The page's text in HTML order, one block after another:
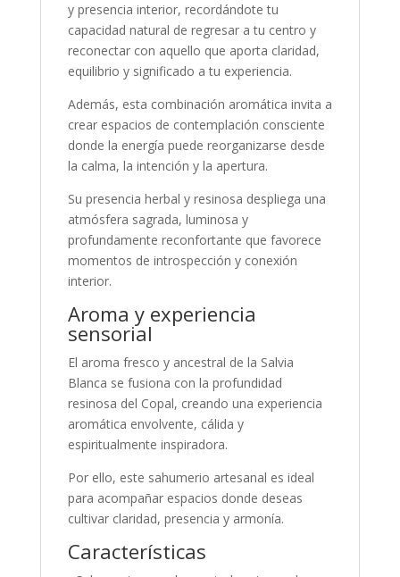
y presencia interior, recordándote tu
capacidad natural de regresar a tu centro y
reconectar con aquello que aporta claridad,
equilibrio y significado a tu experiencia.
Además, esta combinación aromática invita a
crear espacios de contemplación consciente
donde la energía puede reorganizarse desde
la calma, la intención y la apertura.
Su presencia herbal y resinosa despliega una
atmósfera sagrada, luminosa y
profundamente reconfortante que favorece
momentos de introspección y conexión
interior.
Aroma y experiencia
sensorial
El aroma fresco y ancestral de la Salvia
Blanca se fusiona con la profundidad
resinosa del Copal, creando una experiencia
aromática envolvente, cálida y
espiritualmente inspiradora.
Por ello, este sahumerio artesanal es ideal
para acompañar espacios donde deseas
cultivar claridad, presencia y armonía.
Características